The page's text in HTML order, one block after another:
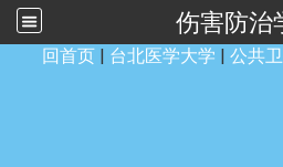
伤害防治
回首页 | 台北医学大学 | 公共